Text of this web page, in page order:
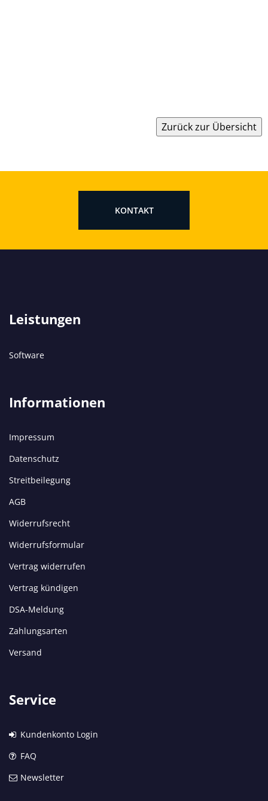
Zurück zur Übersicht
KONTAKT
Leistungen
Software
Informationen
Impressum
Datenschutz
Streitbeilegung
AGB
Widerrufsrecht
Widerrufsformular
Vertrag widerrufen
Vertrag kündigen
DSA-Meldung
Zahlungsarten
Versand
Service
Kundenkonto Login
FAQ
Newsletter